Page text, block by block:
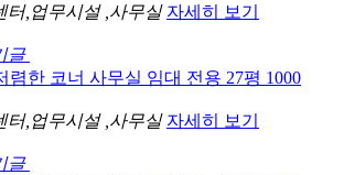
터,업무시설 ,사무실 자세히 보기
글
렴한 코너 사무실 임대 전용 27평 1000
터,업무시설 ,사무실 자세히 보기
글